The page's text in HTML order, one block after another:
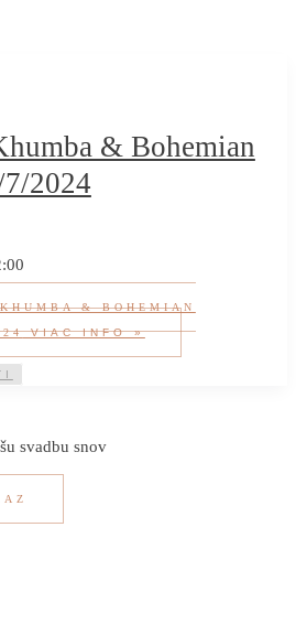
& Bohemian
2024
& BOHEMIAN
VIAC INFO »
svadbu snov